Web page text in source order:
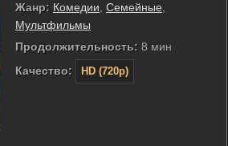
Жанр: Комедии Семейные
Мультфильмы
Продолжительность: 8 мин
Качество:
HD (720p)